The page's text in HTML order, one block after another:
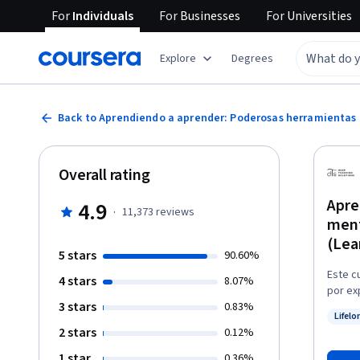
ForIndividuals ForBusinesses ForUniversities
Explore Degrees
Back to Aprendiendo a aprender: Poderosas
Este
por
de
cómo
Overall rating
4.9 · 11,373 reviews
5 stars 90.60%
4 stars 8.07%
3 stars 0.83%
2 stars 0.12%